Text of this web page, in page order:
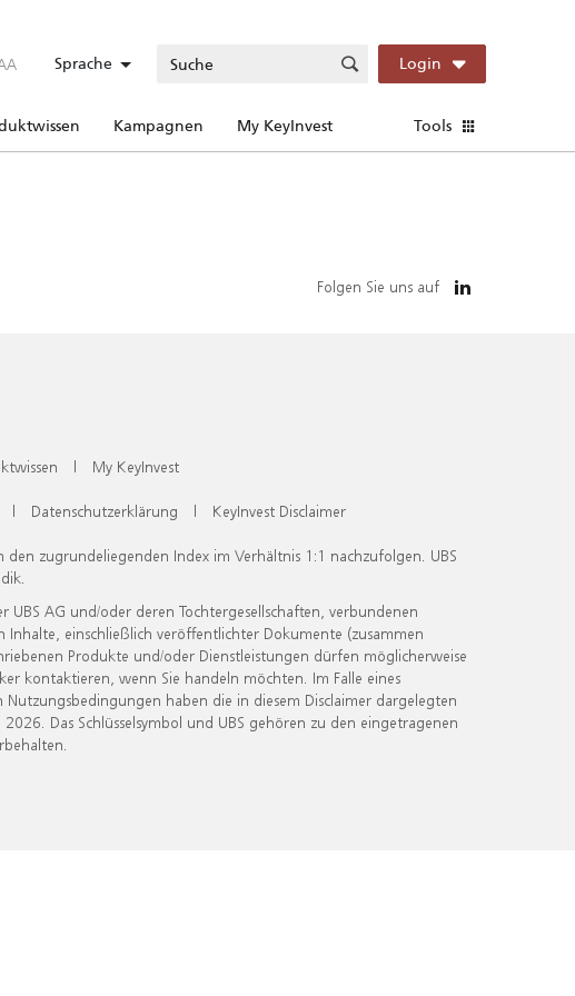
Sprache Login
Kampagnen My KeyInvest Tools
Folgen Sie uns auf
| My KeyInvest
| Datenschutzerklärung | KeyInvest Disclaimer
zugrundeliegenden Index im Verhältnis 1:1 nachzufolgen. UBS
AG und/oder deren Tochtergesellschaften, verbundenen
einschließlich veröffentlichter Dokumente (zusammen
Produkte und/oder Dienstleistungen dürfen möglicherweise
kontaktieren, wenn Sie handeln möchten. Im Falle eines
Nutzungsbedingungen haben die in diesem Disclaimer dargelegten
Das Schlüsselsymbol und UBS gehören zu den eingetragenen